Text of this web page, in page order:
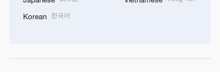
Korean 한국어